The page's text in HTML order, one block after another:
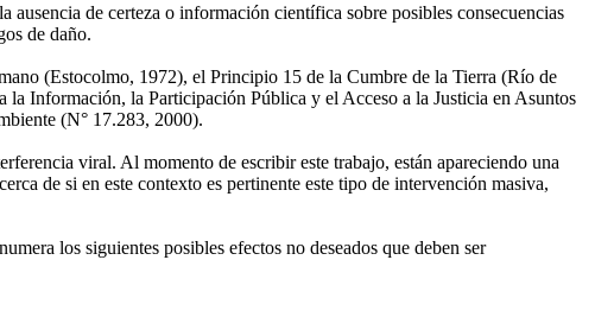
de certeza o información científica sobre posibles consecuencias
de daño.
(Estocolmo, 1972), el Principio 15 de la Cumbre de la Tierra (Río de
Información, la Participación Pública y el Acceso a la Justicia en Asuntos
(N° 17.283, 2000).
viral. Al momento de escribir este trabajo, están apareciendo una
de si en este contexto es pertinente este tipo de intervención masiva,
los siguientes posibles efectos no deseados que deben ser